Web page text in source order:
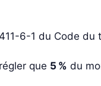
6-1 du Code du
que 5 % du